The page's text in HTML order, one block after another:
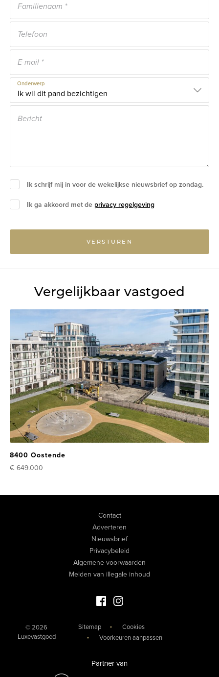
Onderwerp
Ik schrijf mij in voor de wekelijkse nieuwsbrief op zondag.
Ik ga akkoord met de privacy regelgeving
VERSTUREN
Vergelijkbaar vastgoed
8400 Oostende
€ 649.000
Contact
Adverteren
Nieuwsbrief
Privacybeleid
Algemene voorwaarden
Melden van illegale inhoud
Facebook Luxevastgoed
Instagram Luxevastgoed
© 2026
Luxevastgoed
Sitemap
Cookies
Voorkeuren aanpassen
Partner van